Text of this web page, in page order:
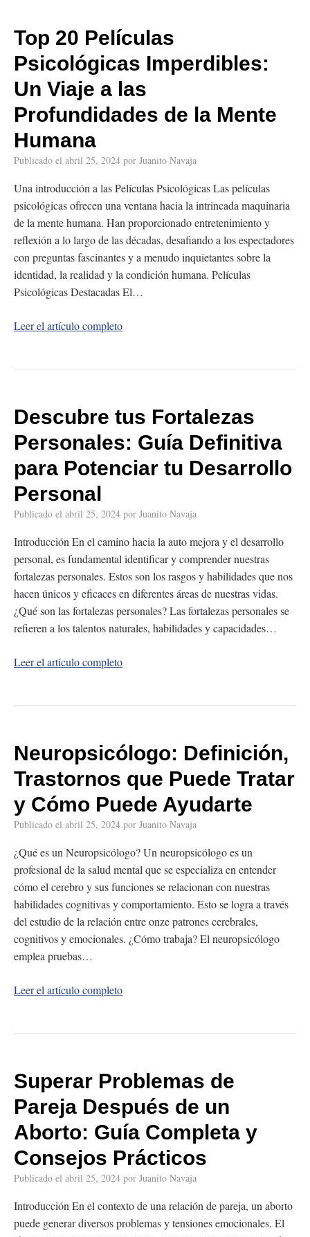
Top 20 Películas
Psicológicas Imperdibles:
Un Viaje a las
Profundidades de la Mente
Humana
Publicado el abril 25, 2024 por Juanito Navaja
Una introducción a las Películas Psicológicas Las películas
psicológicas ofrecen una ventana hacia la intrincada maquinaria
de la mente humana. Han proporcionado entretenimiento y
reflexión a lo largo de las décadas, desafiando a los espectadores
con preguntas fascinantes y a menudo inquietantes sobre la
identidad, la realidad y la condición humana. Películas
Psicológicas Destacadas El…
Leer el artículo completo
Descubre tus Fortalezas
Personales: Guía Definitiva
para Potenciar tu Desarrollo
Personal
Publicado el abril 25, 2024 por Juanito Navaja
Introducción En el camino hacia la auto mejora y el desarrollo
personal, es fundamental identificar y comprender nuestras
fortalezas personales. Estos son los rasgos y habilidades que nos
hacen únicos y eficaces en diferentes áreas de nuestras vidas.
¿Qué son las fortalezas personales? Las fortalezas personales se
refieren a los talentos naturales, habilidades y capacidades…
Leer el artículo completo
Neuropsicólogo: Definición,
Trastornos que Puede Tratar
y Cómo Puede Ayudarte
Publicado el abril 25, 2024 por Juanito Navaja
¿Qué es un Neuropsicólogo? Un neuropsicólogo es un
profesional de la salud mental que se especializa en entender
cómo el cerebro y sus funciones se relacionan con nuestras
habilidades cognitivas y comportamiento. Esto se logra a través
del estudio de la relación entre onze patrones cerebrales,
cognitivos y emocionales. ¿Cómo trabaja? El neuropsicólogo
emplea pruebas…
Leer el artículo completo
Superar Problemas de
Pareja Después de un
Aborto: Guía Completa y
Consejos Prácticos
Publicado el abril 25, 2024 por Juanito Navaja
Introducción En el contexto de una relación de pareja, un aborto
puede generar diversos problemas y tensiones emocionales. El